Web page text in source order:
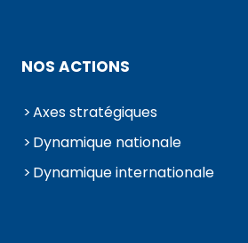
NOS ACTIONS
Axes stratégiques
Dynamique nationale
Dynamique internationale